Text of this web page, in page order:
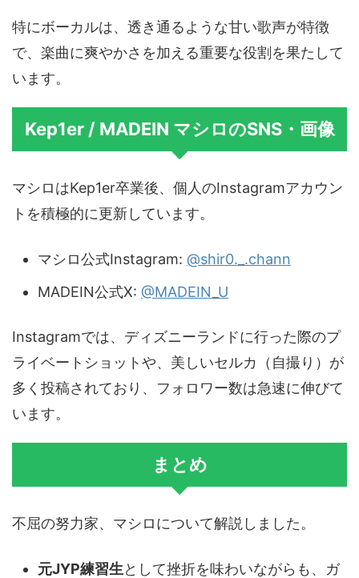
特にボーカルは、透き通るような甘い歌声が特徴
で、楽曲に爽やかさを加える重要な役割を果たして
います。
Kep1er / MADEIN マシロのSNS・画像
マシロはKep1er卒業後、個人のInstagramアカウン
トを積極的に更新しています。
マシロ公式Instagram: @shir0._.chann
MADEIN公式X: @MADEIN_U
Instagramでは、ディズニーランドに行った際のプ
ライベートショットや、美しいセルカ（自撮り）が
多く投稿されており、フォロワー数は急速に伸びて
います。
まとめ
不屈の努力家、マシロについて解説しました。
元JYP練習生として挫折を味わいながらも、ガ